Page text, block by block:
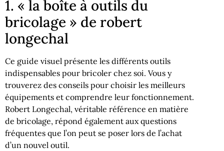
1. « la boîte à outils du
bricolage » de robert
longechal
Ce guide visuel présente les différents outils
indispensables pour bricoler chez soi. Vous y
trouverez des conseils pour choisir les meilleurs
équipements et comprendre leur fonctionnement.
Robert Longechal, véritable référence en matière
de bricolage, répond également aux questions
fréquentes que l’on peut se poser lors de l’achat
d’un nouvel outil.